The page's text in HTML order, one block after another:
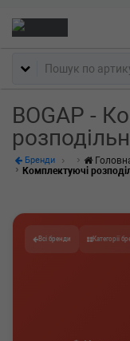
BOGAP -
Бренди
Комплектуючі
Всі бренди Категорії